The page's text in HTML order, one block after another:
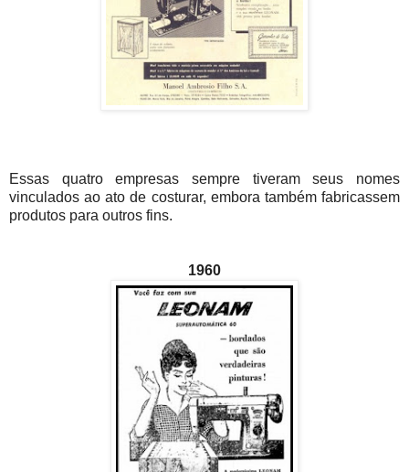
Essas quatro empresas sempre tiveram seus nomes
vinculados ao ato de costurar, embora também fabricassem
produtos para outros fins.
1960